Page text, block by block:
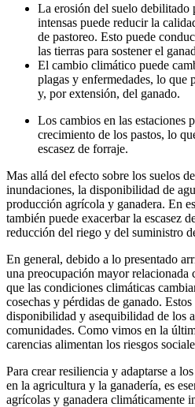
La erosión del suelo debilitado
intensas puede reducir la
de pastoreo. Esto puede
las tierras para sostener el
El cambio climático puede
plagas y enfermedades, lo que
y, por extensión, del ganado.
Los cambios en las estaciones
crecimiento de los pastos, lo
escasez de forraje.
Mas allá del efecto sobre los suelos
inundaciones, la disponibilidad de
producción agrícola y ganadera. En
también puede exacerbar la escasez
reducción del riego y del suministro
En general, debido a lo presentado
una preocupación mayor
que las condiciones climáticas
cosechas y pérdidas de ganado.
disponibilidad y asequibilidad de los
comunidades. Como vimos en la
carencias alimentan los riesgos
Para crear resiliencia y adaptarse a
en la agricultura y la ganadería, es
agrícolas y ganadera climáticamente